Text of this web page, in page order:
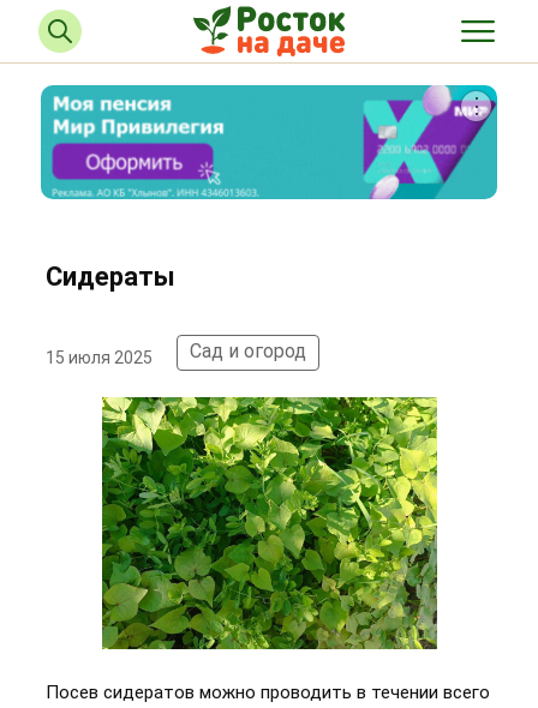
Сидераты
15 июля 2025 Сад и огород
Посев сидератов можно проводить в течении всего